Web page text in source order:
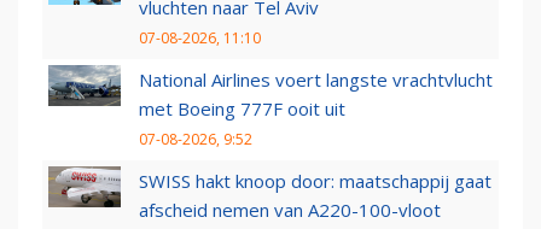
vluchten naar Tel Aviv
07-08-2026, 11:10
National Airlines voert langste vrachtvlucht
met Boeing 777F ooit uit
07-08-2026, 9:52
SWISS hakt knoop door: maatschappij gaat
afscheid nemen van A220-100-vloot